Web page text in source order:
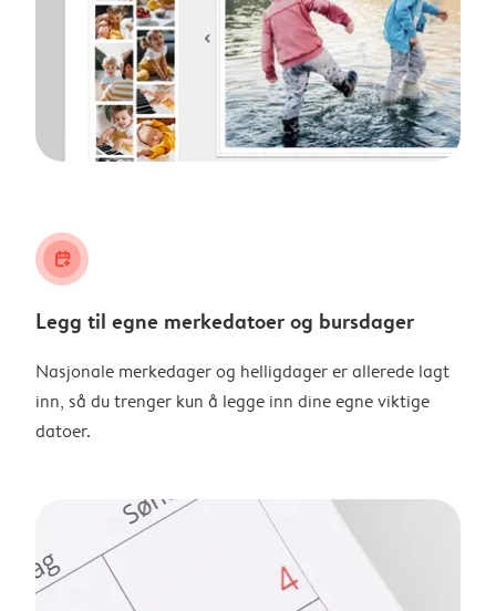
calendar_plus
Legg til egne merkedatoer og bursdager
Nasjonale merkedager og helligdager er allerede lagt
inn, så du trenger kun å legge inn dine egne viktige
datoer.